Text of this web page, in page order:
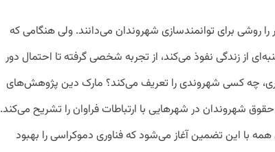
روشی برای توانمندسازی شهروندان می‌دانند. ولی هنگامی که
از زندگی نفوذ می‌کند، از تجربه شخصی گرفته تا احتمال دور
چه کسی شهروندی را تعریف می‌کند؟ مارک دین پژوهش‌های
شهروندان در شهرهایی با ارتباطات فراوان را تشریح می‌کند.
با این تضمین آغاز می‌شود که فناوری دموکراسی را بهبود